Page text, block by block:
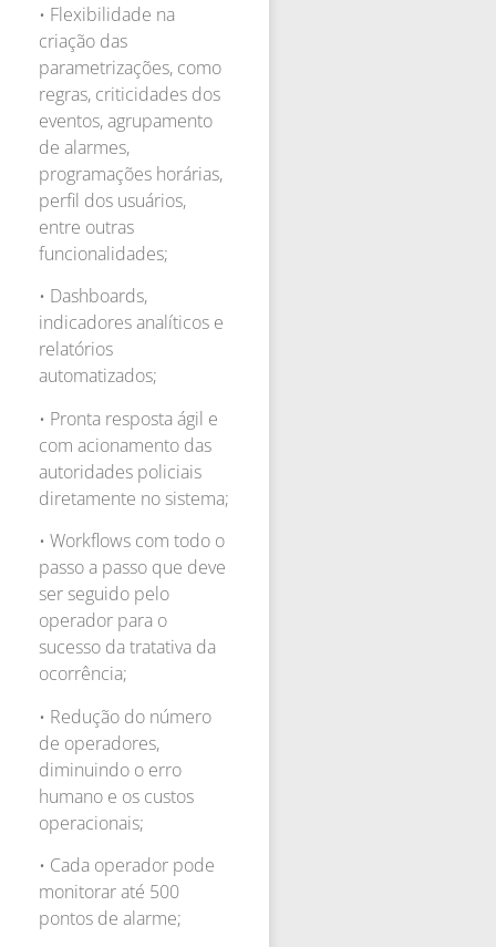
• Flexibilidade na
criação das
parametrizações, como
regras, criticidades dos
eventos, agrupamento
de alarmes,
programações horárias,
perfil dos usuários,
entre outras
funcionalidades;
• Dashboards,
indicadores analíticos e
relatórios
automatizados;
• Pronta resposta ágil e
com acionamento das
autoridades policiais
diretamente no sistema;
• Workflows com todo o
passo a passo que deve
ser seguido pelo
operador para o
sucesso da tratativa da
ocorrência;
• Redução do número
de operadores,
diminuindo o erro
humano e os custos
operacionais;
• Cada operador pode
monitorar até 500
pontos de alarme;